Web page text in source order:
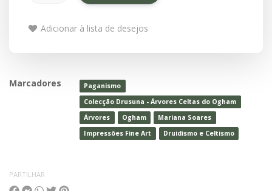
Adicionar à lista de desejos
Marcadores
Paganismo
Colecção Drusuna - Árvores Celtas do Ogham
Árvores
Ogham
Mariana Soares
Impressões Fine Art
Druidismo e Celtismo
PARTILHAR